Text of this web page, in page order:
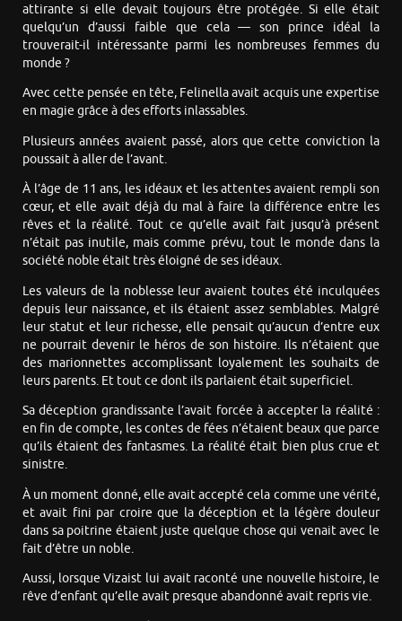
attirante si elle devait toujours être protégée. Si elle était
quelqu’un d’aussi faible que cela — son prince idéal la
trouverait-il intéressante parmi les nombreuses femmes du
monde ?
Avec cette pensée en tête, Felinella avait acquis une expertise
en magie grâce à des efforts inlassables.
Plusieurs années avaient passé, alors que cette conviction la
poussait à aller de l’avant.
À l’âge de 11 ans, les idéaux et les attentes avaient rempli son
cœur, et elle avait déjà du mal à faire la différence entre les
rêves et la réalité. Tout ce qu’elle avait fait jusqu’à présent
n’était pas inutile, mais comme prévu, tout le monde dans la
société noble était très éloigné de ses idéaux.
Les valeurs de la noblesse leur avaient toutes été inculquées
depuis leur naissance, et ils étaient assez semblables. Malgré
leur statut et leur richesse, elle pensait qu’aucun d’entre eux
ne pourrait devenir le héros de son histoire. Ils n’étaient que
des marionnettes accomplissant loyalement les souhaits de
leurs parents. Et tout ce dont ils parlaient était superficiel.
Sa déception grandissante l’avait forcée à accepter la réalité :
en fin de compte, les contes de fées n’étaient beaux que parce
qu’ils étaient des fantasmes. La réalité était bien plus crue et
sinistre.
À un moment donné, elle avait accepté cela comme une vérité,
et avait fini par croire que la déception et la légère douleur
dans sa poitrine étaient juste quelque chose qui venait avec le
fait d’être un noble.
Aussi, lorsque Vizaist lui avait raconté une nouvelle histoire, le
rêve d’enfant qu’elle avait presque abandonné avait repris vie.